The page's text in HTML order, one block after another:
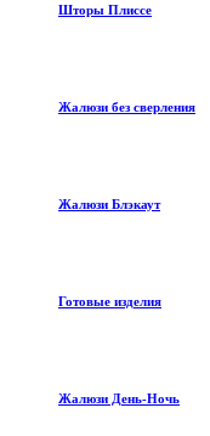
Шторы Плиссе
Жалюзи без сверления
Жалюзи Блэкаут
Готовые изделия
Жалюзи День-Ночь